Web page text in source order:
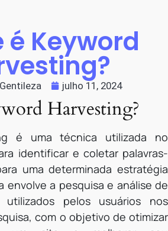
é Keyword
julho 11, 2024
Harvesting?
é uma técnica utilizada no
identificar e coletar palavras-
uma determinada estratégia
envolve a pesquisa e análise de
pelos usuários nos
com o objetivo de otimizar